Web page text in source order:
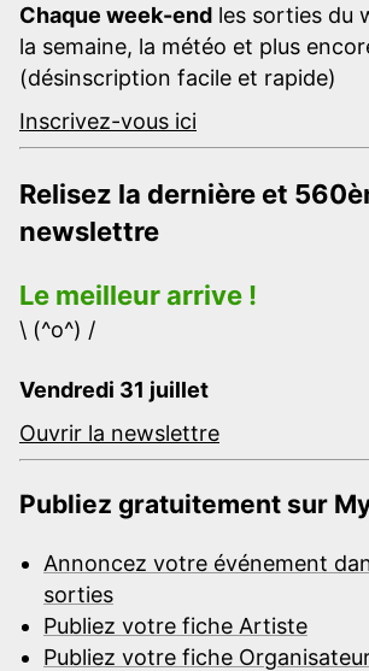
Chaque week-end les sorties du
la semaine, la météo et plus
(désinscription facile et rapide)
Inscrivez-vous ici
Relisez la dernière et
newslettre
Le meilleur arrive !
\ (^o^) /
Vendredi 31 juillet
Ouvrir la newslettre
Publiez gratuitement sur
Annoncez votre événement
sorties
Publiez votre fiche Artiste
Publiez votre fiche